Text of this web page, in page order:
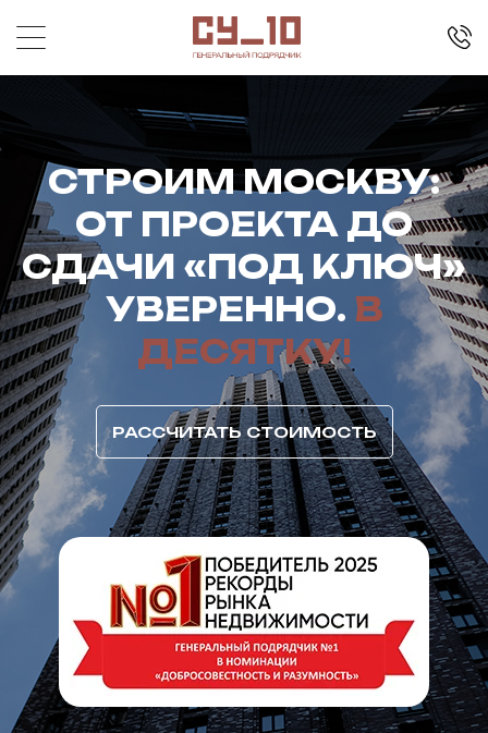
СТРОИМ МОСКВУ:
ОТ ПРОЕКТА ДО
СДАЧИ «ПОД КЛЮЧ»
УВЕРЕННО. В
ДЕСЯТКУ!
РАССЧИТАТЬ СТОИМОСТЬ